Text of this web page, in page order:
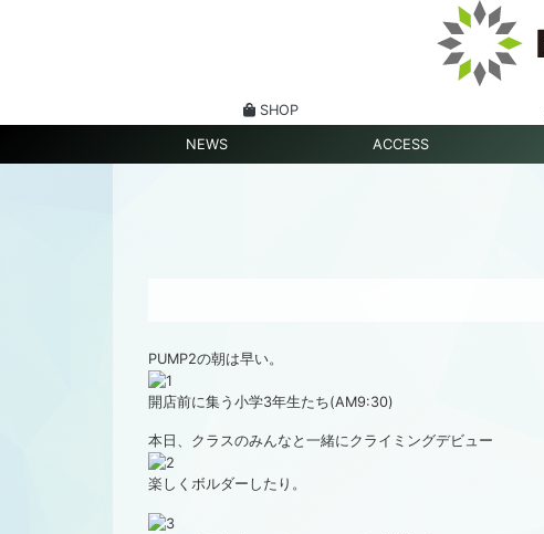
SHOP
NEWS ACCESS
PUMP2の朝は早い。
開店前に集う小学3年生たち(AM9:30)
本日、クラスのみんなと一緒にクライミングデビュー
楽しくボルダーしたり。